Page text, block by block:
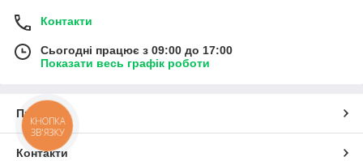
Контакти
Сьогодні працює з 09:00 до 17:00
Показати весь графік роботи
Про нас
Контакти
КНОПКА
ЗВ'ЯЗКУ